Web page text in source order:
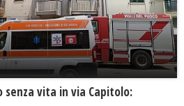
vita in via Capitolo: